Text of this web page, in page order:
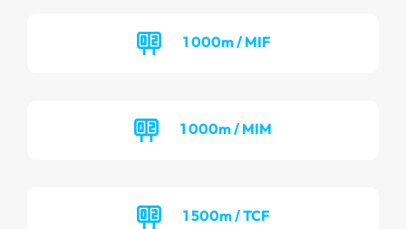
1 000m / MIF
1 000m / MIM
1 500m / TCF